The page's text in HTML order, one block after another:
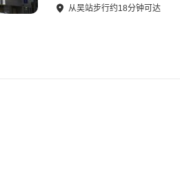
从吴站步行约18分钟可达